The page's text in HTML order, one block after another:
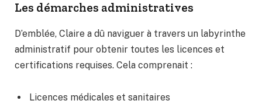
Les démarches administratives
D’emblée, Claire a dû naviguer à travers un labyrinthe
administratif pour obtenir toutes les licences et
certifications requises. Cela comprenait :
Licences médicales et sanitaires